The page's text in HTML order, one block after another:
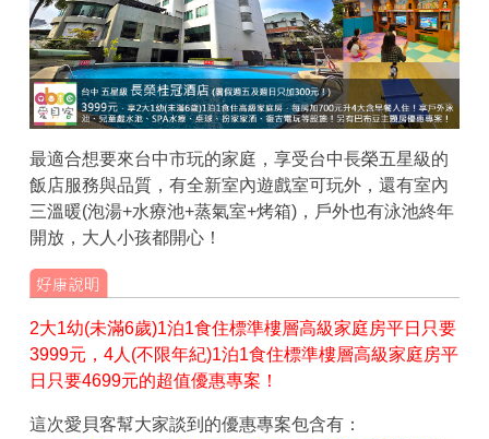
最適合想要來台中市玩的家庭，享受台中長榮五星級的
飯店服務與品質，有全新室內遊戲室可玩外，還有室內
三溫暖(泡湯+水療池+蒸氣室+烤箱)，戶外也有泳池終年
開放，大人小孩都開心！
2大1幼(未滿6歲)1泊1食住標準樓層高級家庭房平日只要
3999元，4人(不限年紀)1泊1食住標準樓層高級家庭房平
日只要4699元的超值優惠專案！
這次愛貝客幫大家談到的優惠專案包含有：